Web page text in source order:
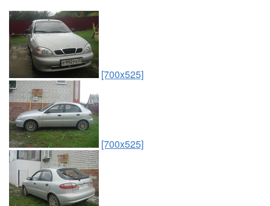
[700x525]
[700x525]